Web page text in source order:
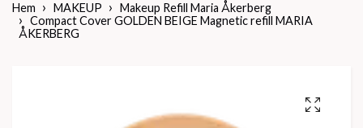
Hem MAKEUP
Makeup Refill Maria Åkerberg
Compact Cover GOLDEN BEIGE Magnetic refill MARIA
ÅKERBERG